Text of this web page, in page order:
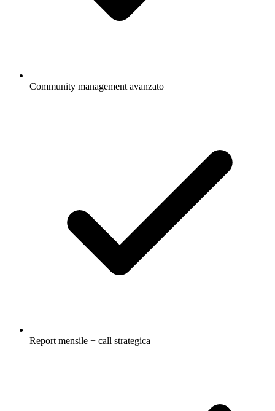
Community management avanzato
Report mensile + call strategica